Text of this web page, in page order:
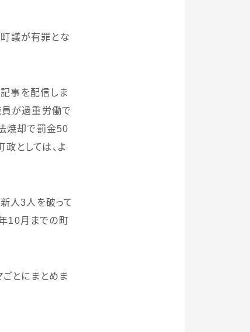
議が有罪とな
事を配信しま
員が過重労働で
焼却で罰金50
としては、よ
人3人を破って
10月までの町
とにまとめま